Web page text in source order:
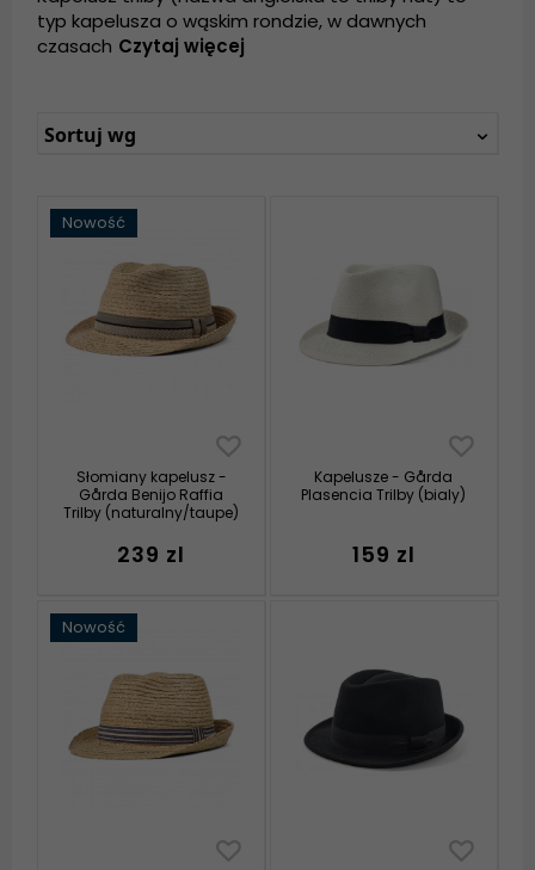
typ kapelusza o wąskim rondzie, w dawnych
czasach Czytaj więcej
Sortuj wg
Nowość
Słomiany kapelusz -
Gårda Benijo Raffia
Trilby (naturalny/taupe)
239 zl
Kapelusze - Gårda
Plasencia Trilby (bialy)
159 zl
Nowość